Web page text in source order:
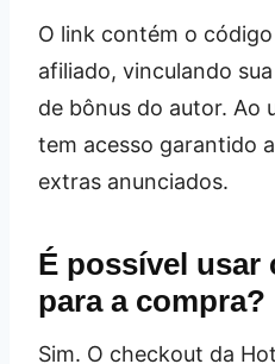
O link contém o
afiliado, vinculando
de bônus do autor. Ao
tem acesso garantido
extras anunciados.
É possível usar
para a compra?
Sim. O checkout da